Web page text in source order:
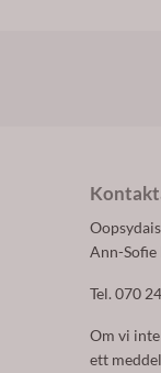
Ann-Sofie
Tel. 070
Om vi
ett